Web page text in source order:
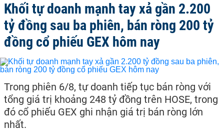
Khối tự doanh mạnh tay xả gần 2.200
tỷ đồng sau ba phiên, bán ròng 200 tỷ
đồng cổ phiếu GEX hôm nay
Trong phiên 6/8, tự doanh tiếp tục bán ròng với
tổng giá trị khoảng 248 tỷ đồng trên HOSE, trong
đó cổ phiếu GEX ghi nhận giá trị bán ròng lớn
nhất.